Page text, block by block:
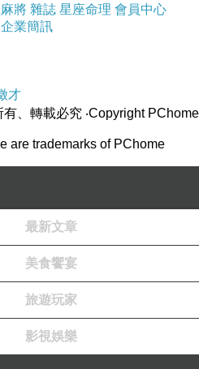
將 雜誌 星座命理 會員中心
企業簡訊
才
有、轉載必究 ‧Copyright PChome
are trademarks of PChome
最新文章
美食饗宴
旅遊玩家
影視娛樂